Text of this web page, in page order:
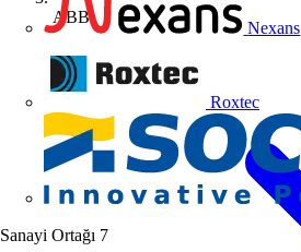
Nexans
Roxtec
Sanayi Ortağı 7
ABB